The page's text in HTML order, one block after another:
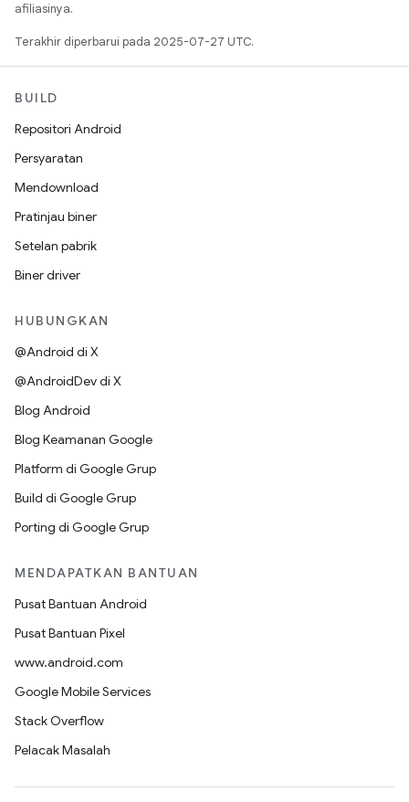
afiliasinya.
Terakhir diperbarui pada 2025-07-27 UTC.
BUILD
Repositori Android
Persyaratan
Mendownload
Pratinjau biner
Setelan pabrik
Biner driver
HUBUNGKAN
@Android di X
@AndroidDev di X
Blog Android
Blog Keamanan Google
Platform di Google Grup
Build di Google Grup
Porting di Google Grup
MENDAPATKAN BANTUAN
Pusat Bantuan Android
Pusat Bantuan Pixel
www.android.com
Google Mobile Services
Stack Overflow
Pelacak Masalah